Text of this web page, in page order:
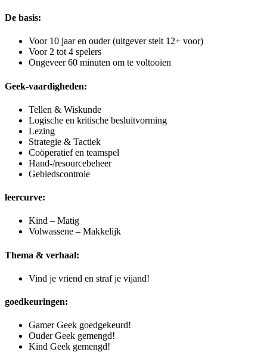
De basis:
Voor 10 jaar en ouder (uitgever stelt 12+ voor)
Voor 2 tot 4 spelers
Ongeveer 60 minuten om te voltooien
Geek-vaardigheden:
Tellen & Wiskunde
Logische en kritische besluitvorming
Lezing
Strategie & Tactiek
Coöperatief en teamspel
Hand-/resourcebeheer
Gebiedscontrole
leercurve:
Kind – Matig
Volwassene – Makkelijk
Thema & verhaal:
Vind je vriend en straf je vijand!
goedkeuringen:
Gamer Geek goedgekeurd!
Ouder Geek gemengd!
Kind Geek gemengd!